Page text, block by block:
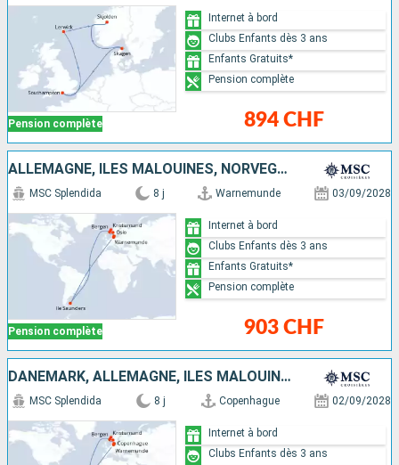
Pension complète 894 CHF
Internet à bord
Clubs Enfants dès 3 ans
Enfants Gratuits*
Pension complète
ALLEMAGNE, ÎLES MALOUINES, NORVÈGE, DANEMARK
Pension complète
MSC Splendida 8 j Warnemunde 03/09/2028
903 CHF
Internet à bord
Clubs Enfants dès 3 ans
Enfants Gratuits*
Pension complète
DANEMARK, ALLEMAGNE, ÎLES MALOUINES, NORVÈGE
MSC Splendida 8 j Copenhague 02/09/2028
Internet à bord
Clubs Enfants dès 3 ans